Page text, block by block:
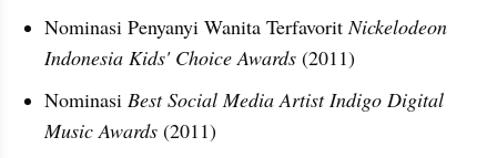
Nominasi Penyanyi Wanita Terfavorit Nickelodeon
Indonesia Kids' Choice Awards (2011)
Nominasi Best Social Media Artist Indigo Digital
Music Awards (2011)